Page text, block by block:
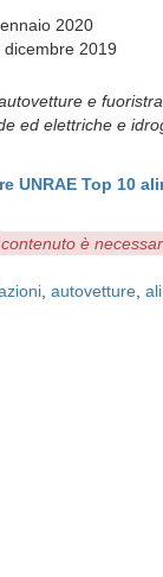
2020
dicembre 2019
e
ed elettriche e
UNRAE Top 10
è
autovetture